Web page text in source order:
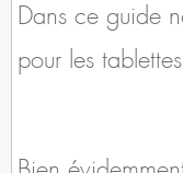
Dans ce guide
pour les
Bien